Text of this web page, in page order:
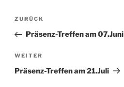
Beitragsnavigation
Vorheriger
Beitrag
ZURÜCK
Präsenz-Treffen am 07.Juni
Nächster
Beitrag
WEITER
Präsenz-Treffen am 21.Juli